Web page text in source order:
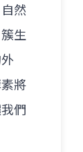
然
生
將
們